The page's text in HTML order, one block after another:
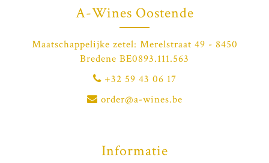
A-Wines Oostende
Maatschappelijke zetel: Merelstraat 49 - 8450
Bredene BE0893.111.563
+32 59 43 06 17
order@a-wines.be
Informatie